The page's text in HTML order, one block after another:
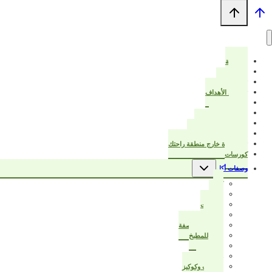
الرئيسية
تخطيط الأهداف
تبدأ الحياة خارج منطقة راحتك
كورسات
وصفات أكل
تبديل
القائمة
مُجمّدات
سر نجاح الوصفة
أفكار للمطبخ
بسكوت وكوكيز